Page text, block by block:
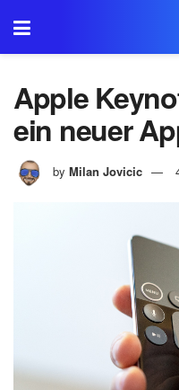
Apple
ein neuer
by Milan Jovicic